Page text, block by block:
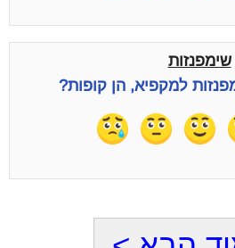
שימפנזות
למקפיא, הן קופות?